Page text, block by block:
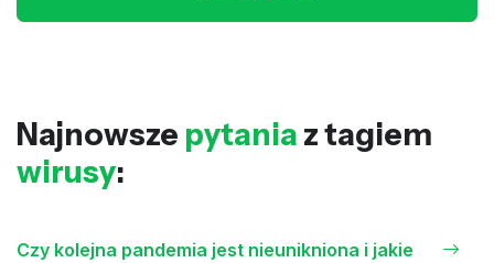
Najnowsze pytania z tagiem
wirusy:
Czy kolejna pandemia jest nieunikniona i jakie